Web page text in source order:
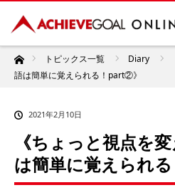
ホームトピックス一覧 Diary
語は簡単に覚えられる！part②》
2021年2月10日
《ちょっと視点を
は簡単に覚えられ